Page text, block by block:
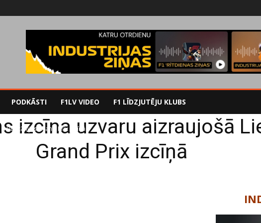
PODKĀSTI F1LV VIDEO F1 LĪDZJUTĒJU KLUBS
Grand Prix izcīņā
izcīna uzvaru aizraujošā
Grand Prix izcīņā